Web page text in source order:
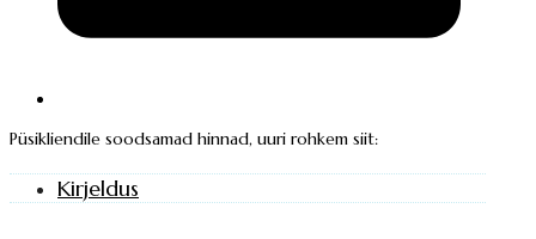
Püsikliendile soodsamad hinnad, uuri rohkem siit:
Kirjeldus